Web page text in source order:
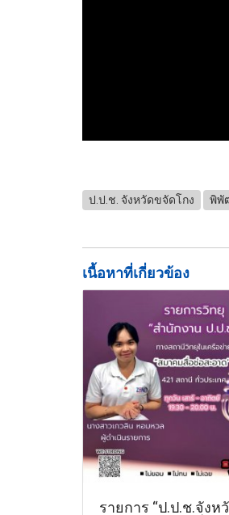
ป.ป.ช. จังหวัดขจัดโกง พิพั
เนื้อหาที่เกี่ยวข้อง
รายการ “ป.ป.ช.จังห